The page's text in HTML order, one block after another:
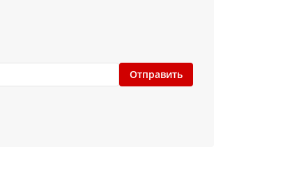
Отправить